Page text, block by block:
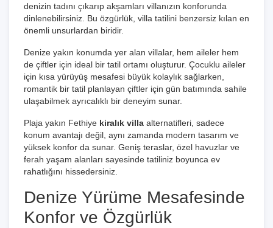
denizin tadını çıkarıp akşamları villanızın konforunda
dinlenebilirsiniz. Bu özgürlük, villa tatilini benzersiz kılan en
önemli unsurlardan biridir.
Denize yakın konumda yer alan villalar, hem aileler hem
de çiftler için ideal bir tatil ortamı oluşturur. Çocuklu aileler
için kısa yürüyüş mesafesi büyük kolaylık sağlarken,
romantik bir tatil planlayan çiftler için gün batımında sahile
ulaşabilmek ayrıcalıklı bir deneyim sunar.
Plaja yakın Fethiye kiralık villa alternatifleri, sadece
konum avantajı değil, aynı zamanda modern tasarım ve
yüksek konfor da sunar. Geniş teraslar, özel havuzlar ve
ferah yaşam alanları sayesinde tatiliniz boyunca ev
rahatlığını hissedersiniz.
Denize Yürüme Mesafesinde
Konfor ve Özgürlük